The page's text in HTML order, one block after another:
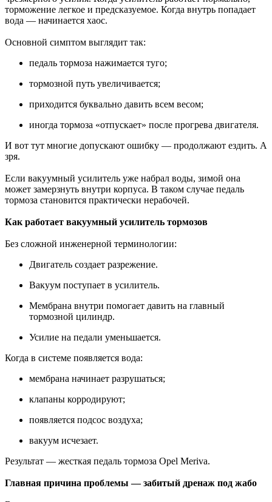
торможение легкое и предсказуемое. Когда внутрь попадает
вода — начинается хаос.
Основной симптом выглядит так:
педаль тормоза нажимается туго;
тормозной путь увеличивается;
приходится буквально давить всем весом;
иногда тормоза «отпускает» после прогрева двигателя.
И вот тут многие допускают ошибку — продолжают ездить. А
зря.
Если вакуумный усилитель уже набрал воды, зимой она
может замерзнуть внутри корпуса. В таком случае педаль
тормоза становится практически нерабочей.
Как работает вакуумный усилитель тормозов
Без сложной инженерной терминологии:
Двигатель создает разрежение.
Вакуум поступает в усилитель.
Мембрана внутри помогает давить на главный
тормозной цилиндр.
Усилие на педали уменьшается.
Когда в системе появляется вода:
мембрана начинает разрушаться;
клапаны корродируют;
появляется подсос воздуха;
вакуум исчезает.
Результат — жесткая педаль тормоза Opel Meriva.
Главная причина проблемы — забитый дренаж под жабо